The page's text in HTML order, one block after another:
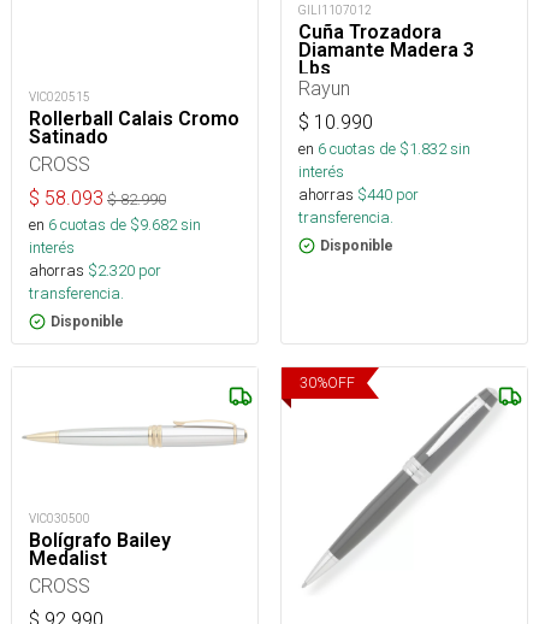
VIC020515
Rollerball Calais Cromo
Satinado
CROSS
$ 58.093 $82.990
en 6cuotas de $9.682sin
interés
ahorras $2.320 por
transferencia.
Disponible
GILI1107012
Cuña Trozadora
Diamante Madera 3
Lbs
Rayun
$ 10.990
en 6cuotas de $1.832sin
interés
ahorras $440 por
transferencia.
Disponible
VIC030500
Bolígrafo Bailey
Medalist
CROSS
30%OFF